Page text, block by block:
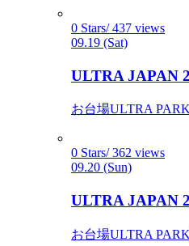
0 Stars/ 437 views
09.19 (Sat)
ULTRA JAPAN
お台場ULTRA
0 Stars/ 362 views
09.20 (Sun)
ULTRA JAPAN
お台場ULTRA